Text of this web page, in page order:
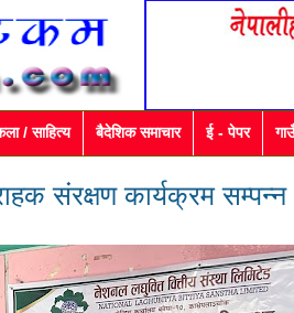
/ साहित्य बैदेशिक समाचार ई - पेपर
संरक्षण कार्यक्रम सम्पन्न